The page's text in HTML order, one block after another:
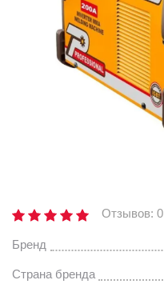
Отзывов: 0
Бренд
Страна бренда